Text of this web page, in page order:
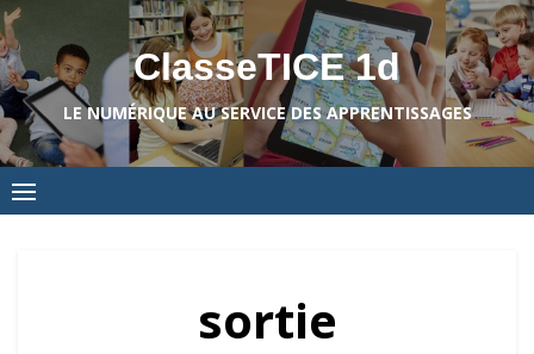
Skip
to
content
ClasseTICE 1d
LE NUMÉRIQUE AU SERVICE DES APPRENTISSAGES
sortie